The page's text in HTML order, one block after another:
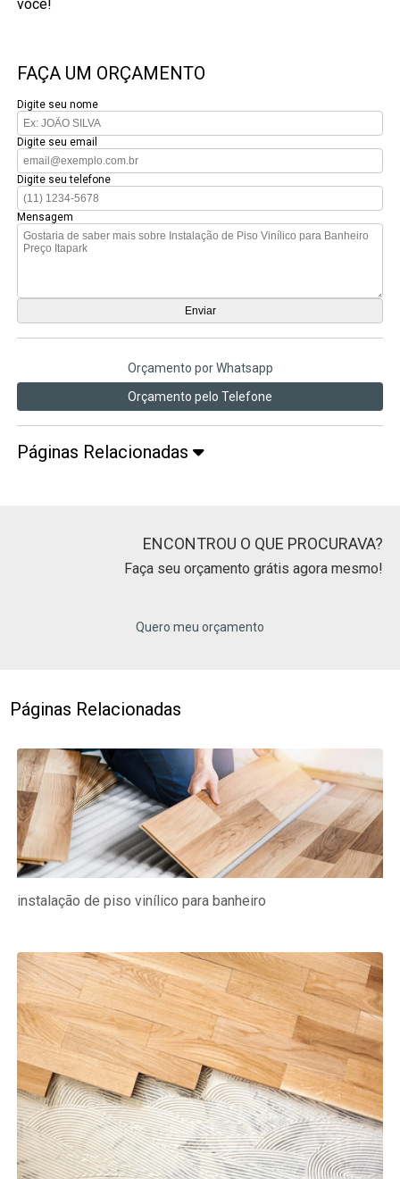
você!
FAÇA UM ORÇAMENTO
Digite seu nome
Digite seu email
Digite seu telefone
Mensagem
Orçamento por Whatsapp
Orçamento pelo Telefone
Páginas Relacionadas
ENCONTROU O QUE PROCURAVA?
Faça seu orçamento grátis agora mesmo!
Quero meu orçamento
Páginas Relacionadas
instalação de piso vinílico para banheiro